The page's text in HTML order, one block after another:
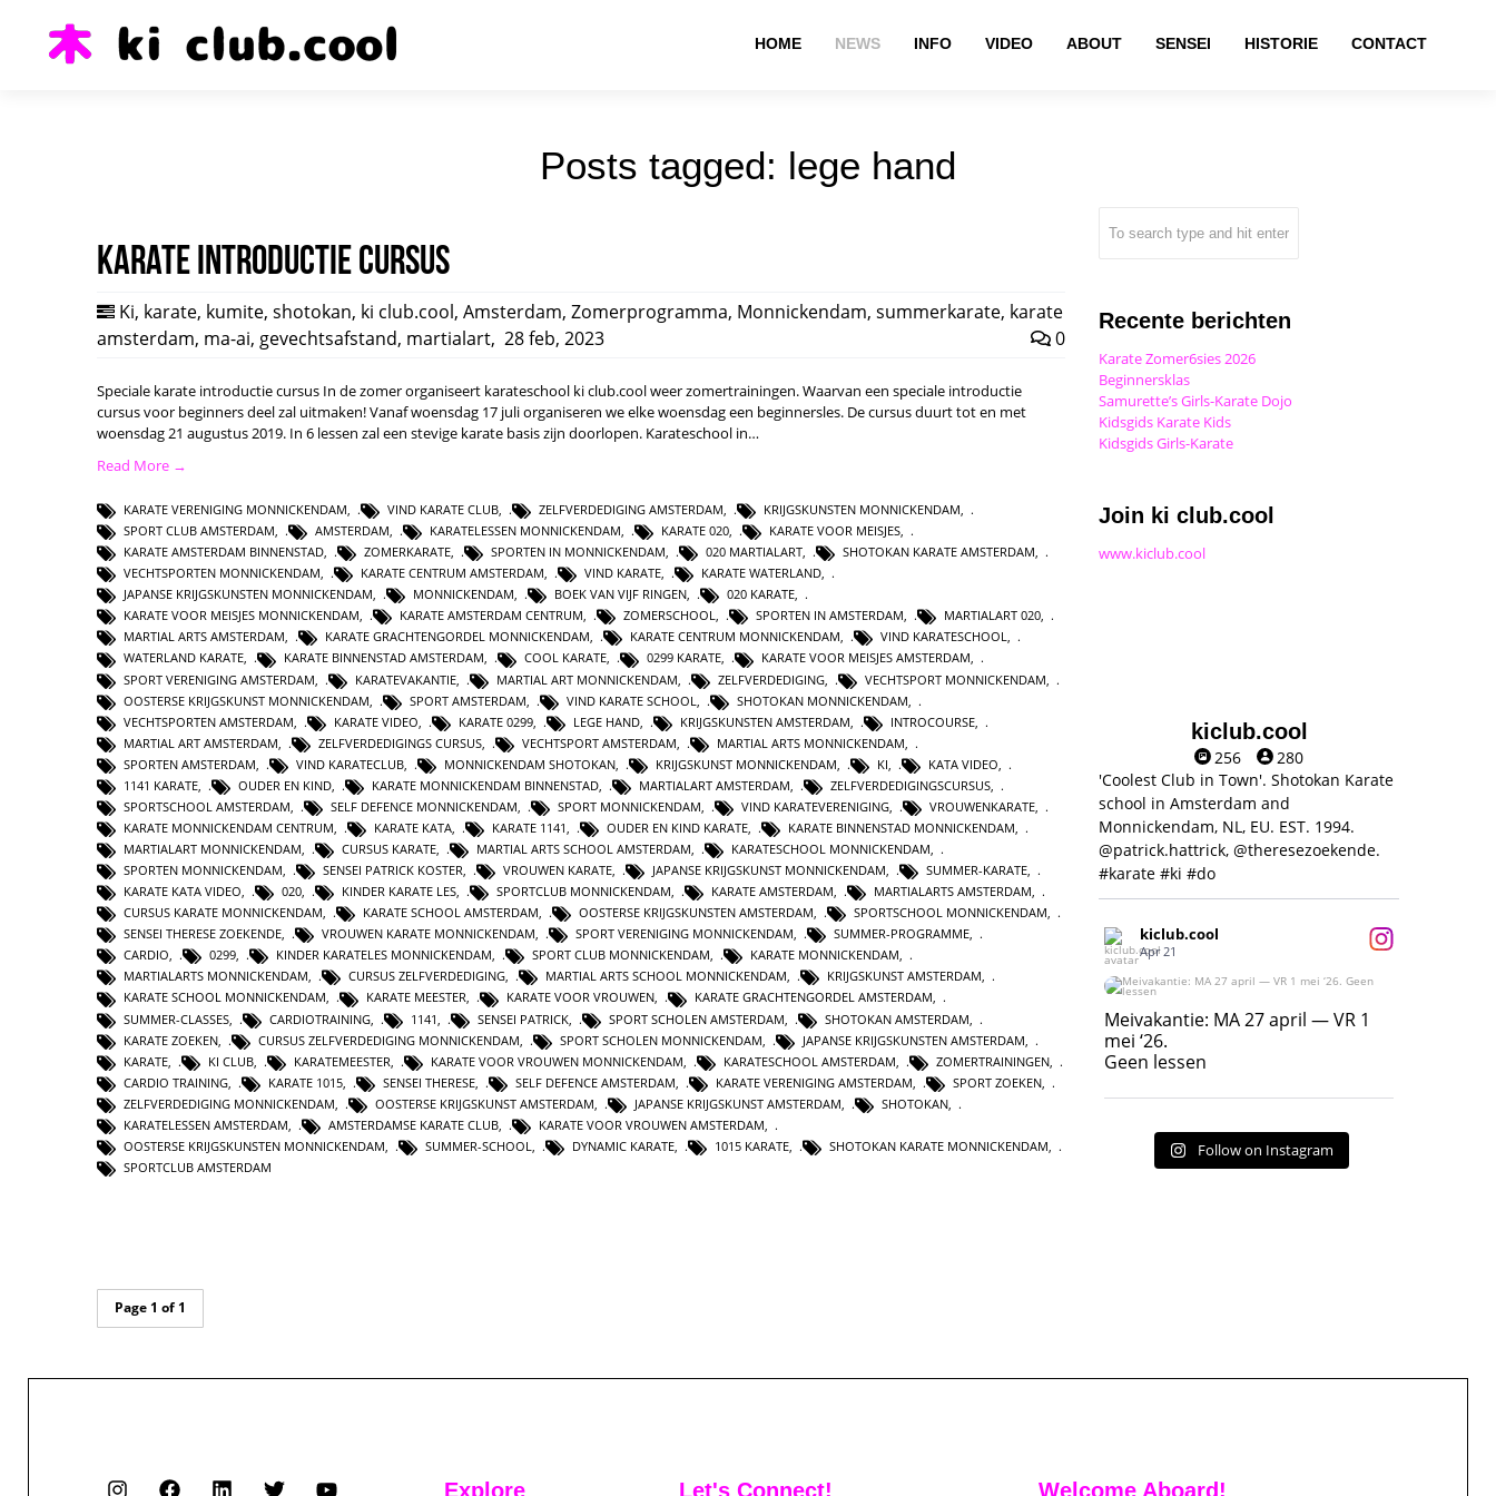
HOME NEWS INFO VIDEO ABOUT SENSEI HISTORIE CONTACT
Posts tagged: lege hand
Karate introductie cursus
Ki, karate, kumite, shotokan, ki club.cool, Amsterdam, Zomerprogramma, Monnickendam, summerkarate, karate
amsterdam, ma-ai, gevechtsafstand, martialart, 28 feb, 2023 0
Speciale karate introductie cursus In de zomer organiseert karateschool ki club.cool weer zomertrainingen. Waarvan een speciale introductie
cursus voor beginners deel zal uitmaken! Vanaf woensdag 17 juli organiseren we elke woensdag een beginnersles. De cursus duurt tot en met
woensdag 21 augustus 2019. In 6 lessen zal een stevige karate basis zijn doorlopen. Karateschool in…
Read More →
KARATE VERENIGING MONNICKENDAM, VIND KARATE CLUB, ZELFVERDEDIGING AMSTERDAM, KRIJGSKUNSTEN MONNICKENDAM,
SPORT CLUB AMSTERDAM, AMSTERDAM, KARATELESSEN MONNICKENDAM, KARATE 020, KARATE VOOR MEISJES,
KARATE AMSTERDAM BINNENSTAD, ZOMERKARATE, SPORTEN IN MONNICKENDAM, 020 MARTIALART, SHOTOKAN KARATE AMSTERDAM,
VECHTSPORTEN MONNICKENDAM, KARATE CENTRUM AMSTERDAM, VIND KARATE, KARATE WATERLAND,
JAPANSE KRIJGSKUNSTEN MONNICKENDAM, MONNICKENDAM, BOEK VAN VIJF RINGEN, 020 KARATE,
KARATE VOOR MEISJES MONNICKENDAM, KARATE AMSTERDAM CENTRUM, ZOMERSCHOOL, SPORTEN IN AMSTERDAM, MARTIALART 020,
MARTIAL ARTS AMSTERDAM, KARATE GRACHTENGORDEL MONNICKENDAM, KARATE CENTRUM MONNICKENDAM, VIND KARATESCHOOL,
WATERLAND KARATE, KARATE BINNENSTAD AMSTERDAM, COOL KARATE, 0299 KARATE, KARATE VOOR MEISJES AMSTERDAM,
SPORT VERENIGING AMSTERDAM
KARATEVAKANTIE MARTIAL ART MONNICKENDAM ZELFVERDEDIGING VECHTSPORT MONNICKENDAM
OOSTERSE KRIJGSKUNST MONNICKENDAM
SPORT AMSTERDAM VIND KARATE SCHOOL SHOTOKAN MONNICKENDAM
VECHTSPORTEN AMSTERDAM
KARATE VIDEO KARATE 0299 LEGE HAND KRIJGSKUNSTEN AMSTERDAM INTROCOURSE
MARTIAL ART AMSTERDAM
ZELFVERDEDIGINGS CURSUS VECHTSPORT AMSTERDAM MARTIAL ARTS MONNICKENDAM
SPORTEN AMSTERDAM
VIND KARATECLUB MONNICKENDAM SHOTOKAN KRIJGSKUNST MONNICKENDAM KI KATA VIDEO
1141 KARATE
OUDER EN KIND KARATE MONNICKENDAM BINNENSTAD MARTIALART AMSTERDAM ZELFVERDEDIGINGSCURSUS
SPORTSCHOOL AMSTERDAM
SELF DEFENCE MONNICKENDAM SPORT MONNICKENDAM VIND KARATEVERENIGING VROUWENKARATE
KARATE MONNICKENDAM CENTRUM
KARATE KATA KARATE 1141 OUDER EN KIND KARATE KARATE BINNENSTAD MONNICKENDAM
MARTIALART MONNICKENDAM, CURSUS KARATE, MARTIAL ARTS SCHOOL AMSTERDAM, KARATESCHOOL MONNICKENDAM,
SPORTEN MONNICKENDAM, SENSEI PATRICK KOSTER, VROUWEN KARATE, JAPANSE KRIJGSKUNST MONNICKENDAM, SUMMER-KARATE,
KARATE KATA VIDEO, 020, KINDER KARATE LES, SPORTCLUB MONNICKENDAM, KARATE AMSTERDAM, MARTIALARTS AMSTERDAM,
CURSUS KARATE MONNICKENDAM, KARATE SCHOOL AMSTERDAM, OOSTERSE KRIJGSKUNSTEN AMSTERDAM, SPORTSCHOOL MONNICKENDAM,
SENSEI THERESE ZOEKENDE, VROUWEN KARATE MONNICKENDAM, SPORT VERENIGING MONNICKENDAM, SUMMER-PROGRAMME,
CARDIO, 0299, KINDER KARATELES MONNICKENDAM, SPORT CLUB MONNICKENDAM, KARATE MONNICKENDAM,
MARTIALARTS MONNICKENDAM, CURSUS ZELFVERDEDIGING, MARTIAL ARTS SCHOOL MONNICKENDAM, KRIJGSKUNST AMSTERDAM,
KARATE SCHOOL MONNICKENDAM, KARATE MEESTER, KARATE VOOR VROUWEN, KARATE GRACHTENGORDEL AMSTERDAM,
SUMMER-CLASSES
CARDIOTRAINING 1141 SENSEI PATRICK SPORT SCHOLEN AMSTERDAM SHOTOKAN AMSTERDAM
KARATE ZOEKEN
CURSUS ZELFVERDEDIGING MONNICKENDAM SPORT SCHOLEN MONNICKENDAM JAPANSE KRIJGSKUNSTEN AMSTERDAM
KARATE
KI CLUB KARATEMEESTER KARATE VOOR VROUWEN MONNICKENDAM KARATESCHOOL AMSTERDAM ZOMERTRAININGEN
CARDIO TRAINING
KARATE 1015 SENSEI THERESE SELF DEFENCE AMSTERDAM KARATE VERENIGING AMSTERDAM SPORT ZOEKEN
ZELFVERDEDIGING MONNICKENDAM
OOSTERSE KRIJGSKUNST AMSTERDAM JAPANSE KRIJGSKUNST AMSTERDAM SHOTOKAN
KARATELESSEN AMSTERDAM
AMSTERDAMSE KARATE CLUB KARATE VOOR VROUWEN AMSTERDAM
OOSTERSE KRIJGSKUNSTEN MONNICKENDAM
SUMMER-SCHOOL DYNAMIC KARATE 1015 KARATE SHOTOKAN KARATE MONNICKENDAM
SPORTCLUB AMSTERDAM
Page 1 of 1
Recente berichten
Karate Zomer6sies 2026
Beginnersklas
Samurette’s Girls-Karate Dojo
Kidsgids Karate Kids
Kidsgids Girls-Karate
Join ki club.cool
www.kiclub.cool
kiclub.cool
256
280
'Coolest Club in Town'. Shotokan Karate
school in Amsterdam and
Monnickendam, NL, EU. EST. 1994.
@patrick.hattrick, @theresezoekende.
#karate #ki #do
kiclub.cool
Apr 21
Meivakantie: MA 27 april — VR 1 mei ‘26.
Geen lessen
17
Meivakantie: MA 27 april — VR 1
mei ‘26.
Geen lessen
Follow on Instagram
Explore Let's Connect! Welcome Aboard!